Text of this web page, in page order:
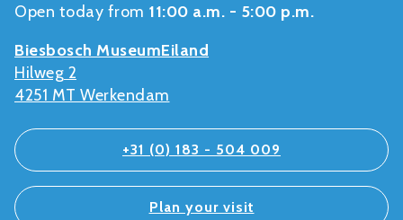
Open today from 11:00 a.m. - 5:00 p.m.
Biesbosch MuseumEiland
Hilweg 2
4251 MT Werkendam
+31 (0) 183 - 504 009
Plan your visit